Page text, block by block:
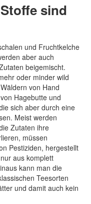
sind
und Fruchtkelche
aber auch
beigemischt.
oder minder wild
von Hand
Hagebutte und
sich aber durch eine
Meist werden
Zutaten ihre
müssen
Pestiziden, hergestellt
aus komplett
kann man die
Teesorten
und damit auch kein